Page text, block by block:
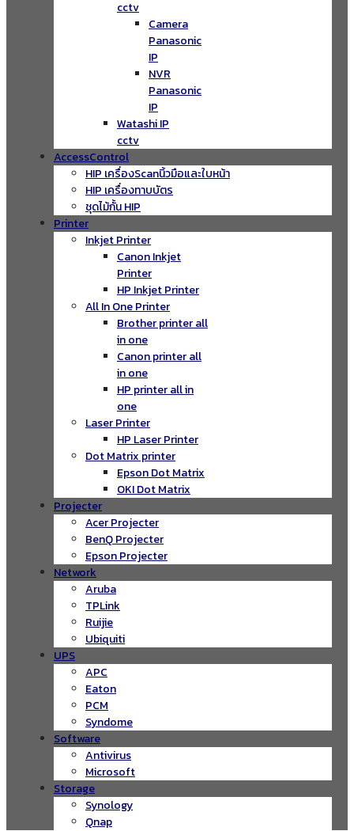
cctv
Camera
Panasonic
IP
NVR
Panasonic
IP
Watashi IP
cctv
AccessControl
HIP เครื่องScanนิ้วมือและใบหน้า
HIP เครื่องทาบบัตร
ชุดไม้กั้น HIP
Printer
Inkjet Printer
Canon Inkjet
Printer
HP Inkjet Printer
All In One Printer
Brother printer all
in one
Canon printer all
in one
HP printer all in
one
Laser Printer
HP Laser Printer
Dot Matrix printer
Epson Dot Matrix
OKI Dot Matrix
Projecter
Acer Projecter
BenQ Projecter
Epson Projecter
Network
Aruba
TPLink
Ruijie
Ubiquiti
UPS
APC
Eaton
PCM
Syndome
Software
Antivirus
Microsoft
Storage
Synology
Qnap